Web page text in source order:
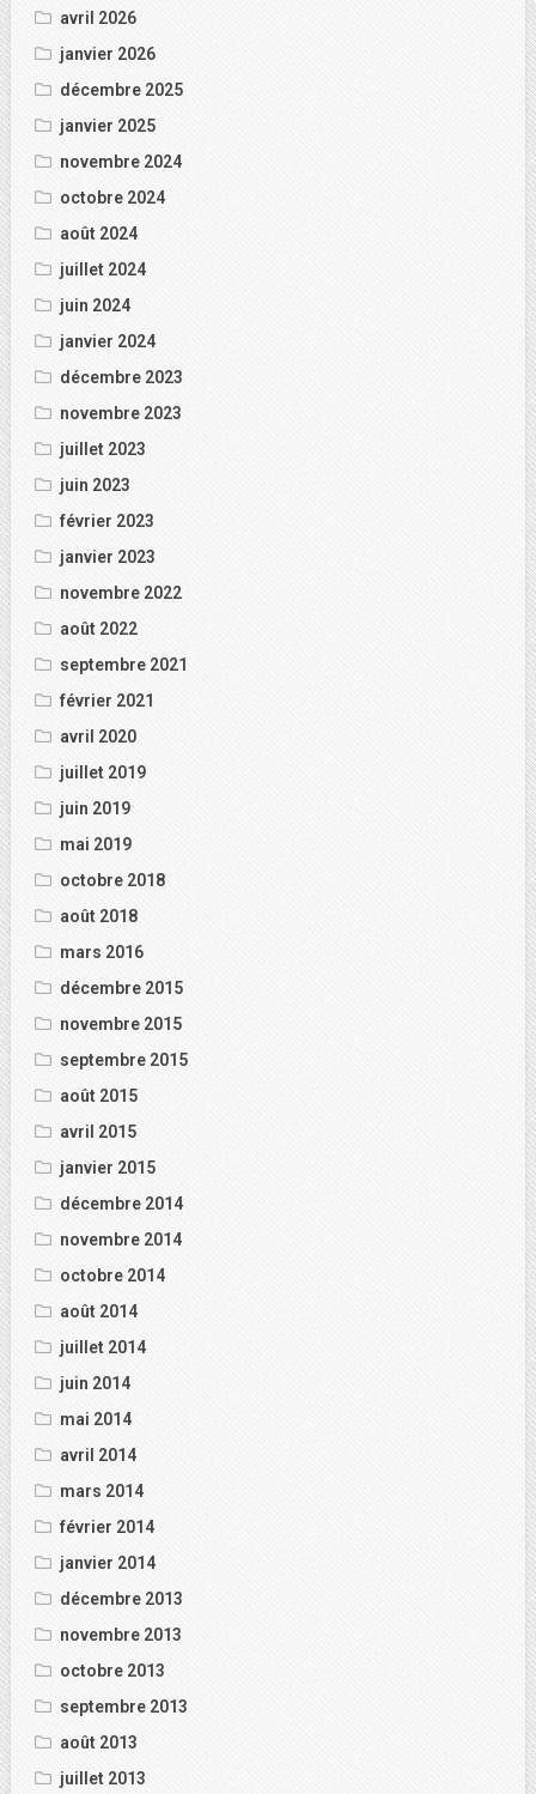
avril 2026
janvier 2026
décembre 2025
janvier 2025
novembre 2024
octobre 2024
août 2024
juillet 2024
juin 2024
janvier 2024
décembre 2023
novembre 2023
juillet 2023
juin 2023
février 2023
janvier 2023
novembre 2022
août 2022
septembre 2021
février 2021
avril 2020
juillet 2019
juin 2019
mai 2019
octobre 2018
août 2018
mars 2016
décembre 2015
novembre 2015
septembre 2015
août 2015
avril 2015
janvier 2015
décembre 2014
novembre 2014
octobre 2014
août 2014
juillet 2014
juin 2014
mai 2014
avril 2014
mars 2014
février 2014
janvier 2014
décembre 2013
novembre 2013
octobre 2013
septembre 2013
août 2013
juillet 2013